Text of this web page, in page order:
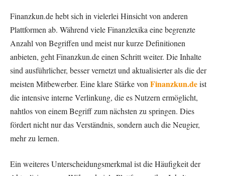
Finanzkun.de hebt sich in vielerlei Hinsicht von anderen
Plattformen ab. Während viele Finanzlexika eine begrenzte
Anzahl von Begriffen und meist nur kurze Definitionen
anbieten, geht Finanzkun.de einen Schritt weiter. Die Inhalte
sind ausführlicher, besser vernetzt und aktualisierter als die der
meisten Mitbewerber. Eine klare Stärke von Finanzkun.deist
die intensive interne Verlinkung, die es Nutzern ermöglicht,
nahtlos von einem Begriff zum nächsten zu springen. Dies
fördert nicht nur das Verständnis, sondern auch die Neugier,
mehr zu lernen.
Ein weiteres Unterscheidungsmerkmal ist die Häufigkeit der